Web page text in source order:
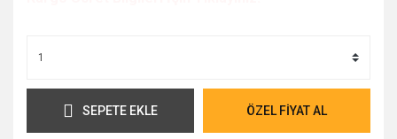
SEPETE EKLE ÖZEL FİYAT AL